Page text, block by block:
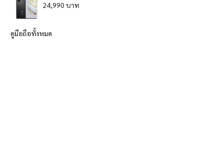
24,990 บาท
ดูมือถือทั้งหมด